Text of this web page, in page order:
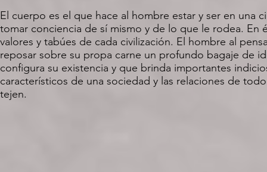
El cuerpo es el que hace al hombre estar y ser en una
tomar conciencia de sí mismo y de lo que le rodea. En
valores y tabúes de cada civilización. El hombre al
reposar sobre su propa carne un profundo bagaje de
configura su existencia y que brinda importantes
característicos de una sociedad y las relaciones de
tejen.